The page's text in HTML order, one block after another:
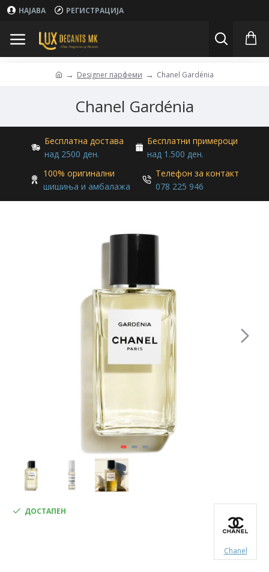
НАЈАВА РЕГИСТРАЦИЈА
Designer парфеми Chanel Gardénia
Chanel Gardénia
Бесплатна достава
над 2500 ден.
Бесплатни примероци
над 1.500 ден.
100% оригинални
шишиња и амбалажа
Телефон за контакт
078 225 946
ДОСТАПЕН
Chanel